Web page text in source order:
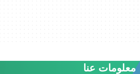
معلومات عنا